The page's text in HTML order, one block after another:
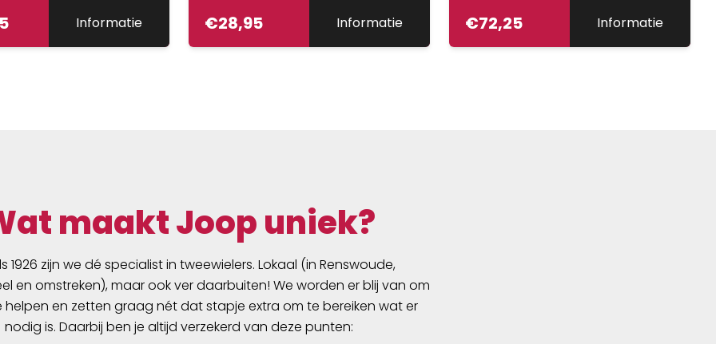
openen zonder
draaiwieltjes -
van zamak. Het
kenmerk van deze
Zij is uitgerust met een
vingerafdruksensor
gescande
herkent. Als u
vinger op de sensor
Informatie €28,95 Informatie €72,25 Informatie
maakt Joop uniek?
1926 zijn we dé specialist in tweewielers. Lokaal (in Renswoude,
en omstreken), maar ook ver daarbuiten! We worden er blij van om
helpen en zetten graag nét dat stapje extra om te bereiken wat er
nodig is. Daarbij ben je altijd verzekerd van deze punten: